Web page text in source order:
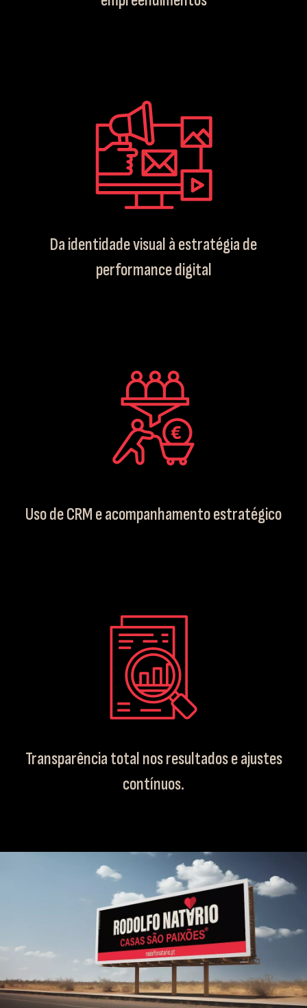
Da identidade visual à estratégia de
performance digital
Uso de CRM e acompanhamento estratégico
Transparência total nos resultados e ajustes
contínuos.